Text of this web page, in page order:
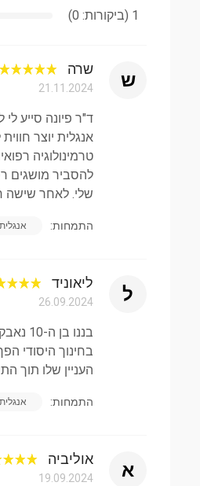
חשיבה ביקורתית
מתודולוגיית הוראה
הגישה שלי היא מאוד
תוכניות למידה
שילוב מיומנויות שפה
תרחישי יישום
פיתוח הוליסטי
לימדתי בהצלחה תלמידים
יסודות לשפת בית
לומדים מבוגרים
1 (ביקורות: 0)
ש
שרה
21.11.2024
ד"ר פיונה סייע
אנגלית יוצר
טרמינולוגיה
להסביר מושגים
שלי. לאחר שישה
התמחות:
ל
ליאוניד
26.09.2024
בחינוך היסודי
העניין שלו תוך
התמחות:
א
אוליביה
19.09.2024